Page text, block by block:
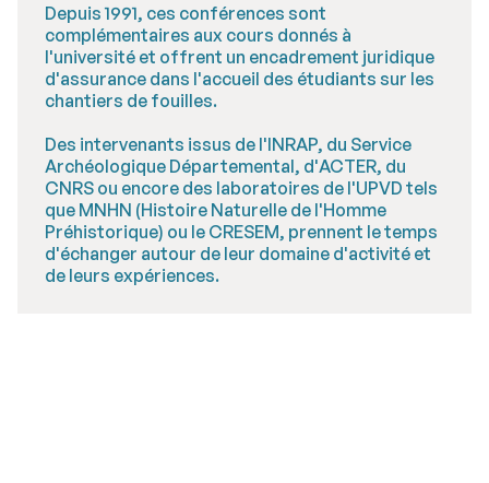
Depuis 1991, ces conférences sont
complémentaires aux cours donnés à
l'université et offrent un encadrement juridique
d'assurance dans l'accueil des étudiants sur les
chantiers de fouilles.
Des intervenants issus de l'INRAP, du Service
Archéologique Départemental, d'ACTER, du
CNRS ou encore des laboratoires de l'UPVD tels
que MNHN (Histoire Naturelle de l'Homme
Préhistorique) ou le CRESEM, prennent le temps
d'échanger autour de leur domaine d'activité et
de leurs expériences.